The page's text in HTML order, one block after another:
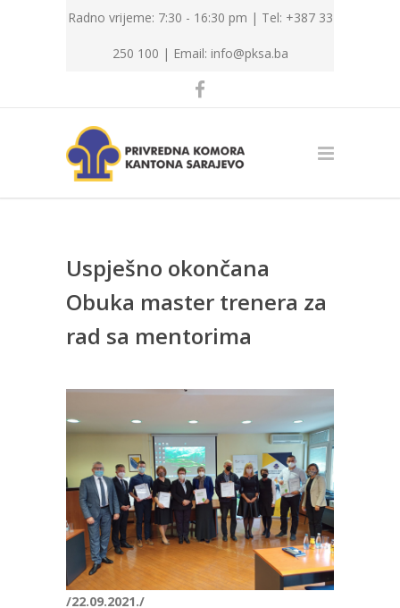
Radno vrijeme: 7:30 - 16:30 pm | Tel: +387 33
250 100 | Email: info@pksa.ba
Uspješno okončana
Obuka master trenera za
rad sa mentorima
/22.09.2021./